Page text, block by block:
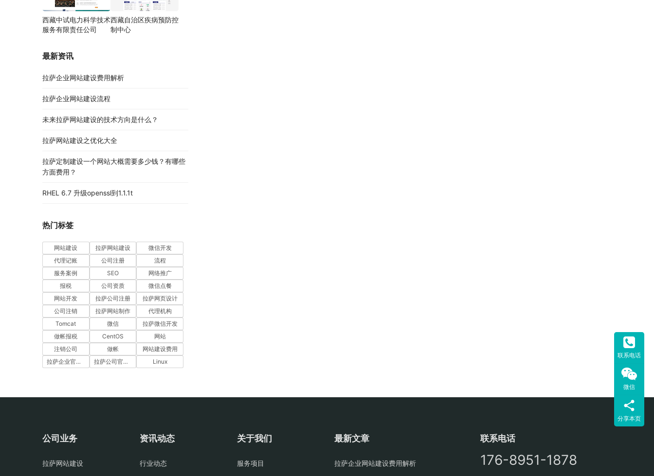
西藏中试电力科学技术
服务有限责任公司
西藏自治区疾病预防控
制中心
最新资讯
拉萨企业网站建设费用解析
拉萨企业网站建设流程
未来拉萨网站建设的技术方向是什么？
拉萨网站建设之优化大全
拉萨定制建设一个网站大概需要多少钱？有哪些
方面费用？
RHEL 6.7 升级openssl到1.1.1t
热门标签
网站建设 拉萨网站建设
微信开发
代理记账
公司注册
流程
服务案例
SEO
网络推广
报税
公司资质
微信点餐
网站开发
拉萨公司注册
拉萨网页设计
公司注销
拉萨网站制作
代理机构
Tomcat
微信
拉萨微信开发
做帐报税
CentOS
网站
注销公司
做帐
网站建设费用
拉萨企业官网建设
拉萨公司官网建设 Linux
公司业务
拉萨网站建设
资讯动态
行业动态
关于我们
服务项目
最新文章
拉萨企业网站建设费用解析
联系电话
176-8951-1878
联系电话
微信
分享本页